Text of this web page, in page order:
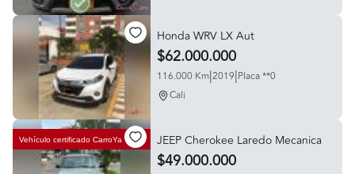
Honda WRV LX Aut
$62.000.000
116.000 Km|2019|Placa **0
Cali
Vehículo certificado CarroYa JEEP Cherokee Laredo Mecanica
$49.000.000